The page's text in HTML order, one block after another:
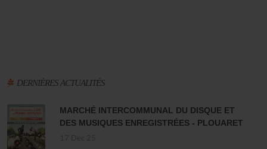
DERNIÈRES ACTUALITÉS
MARCHÉ INTERCOMMUNAL DU DISQUE ET
DES MUSIQUES ENREGISTRÉES - PLOUARET